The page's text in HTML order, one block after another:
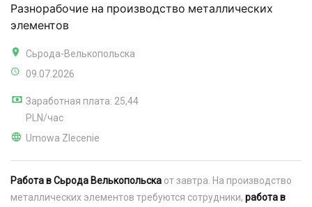
Разнорабочие на производство металлических
элементов
Сьрода-Велькопольска
09.07.2026
Заработная плата: 25,44
PLN/час
Umowa Zlecenie
Работа в Сьрода Велькопольска от завтра. На производство
металлических элементов требуются сотрудники, работа в